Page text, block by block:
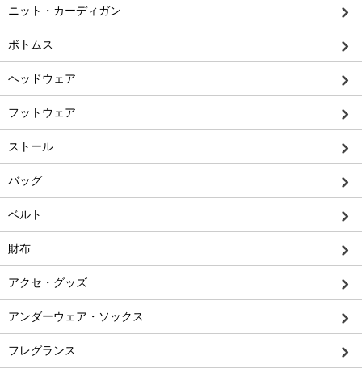
ニット・カーディガン
ボトムス
ヘッドウェア
フットウェア
ストール
バッグ
ベルト
財布
アクセ・グッズ
アンダーウェア・ソックス
フレグランス